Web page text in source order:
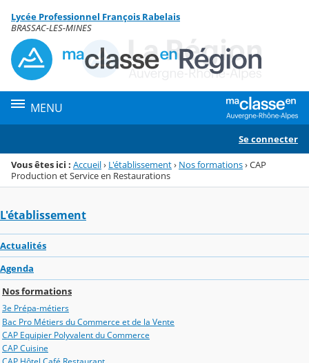
Menu de la rubrique
Contenu
Lycée Professionnel François Rabelais
BRASSAC-LES-MINES
MENU
Se connecter
Vous êtes ici : Accueil› L'établissement› Nos formations›CAP
Production et Service en Restaurations
L'établissement
Actualités
Agenda
Nos formations
3e Prépa-métiers
Bac Pro Métiers du Commerce et de la Vente
CAP Equipier Polyvalent du Commerce
CAP Cuisine